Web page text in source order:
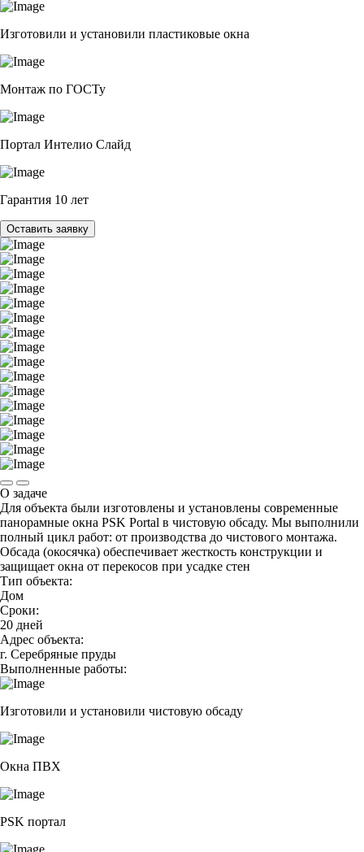
Изготовили и установили пластиковые окна
Монтаж по ГОСТу
Портал Интелио Слайд
Гарантия 10 лет
Оставить заявку
О задаче
Для объекта были изготовлены и установлены современные
панорамные окна PSK Portal в чистовую обсаду. Мы выполнили
полный цикл работ: от производства до чистового монтажа.
Обсада (окосячка) обеспечивает жесткость конструкции и
защищает окна от перекосов при усадке стен
Тип объекта:
Дом
Сроки:
20 дней
Адрес объекта:
г. Серебряные пруды
Выполненные работы:
Изготовили и установили чистовую обсаду
Окна ПВХ
PSK портал